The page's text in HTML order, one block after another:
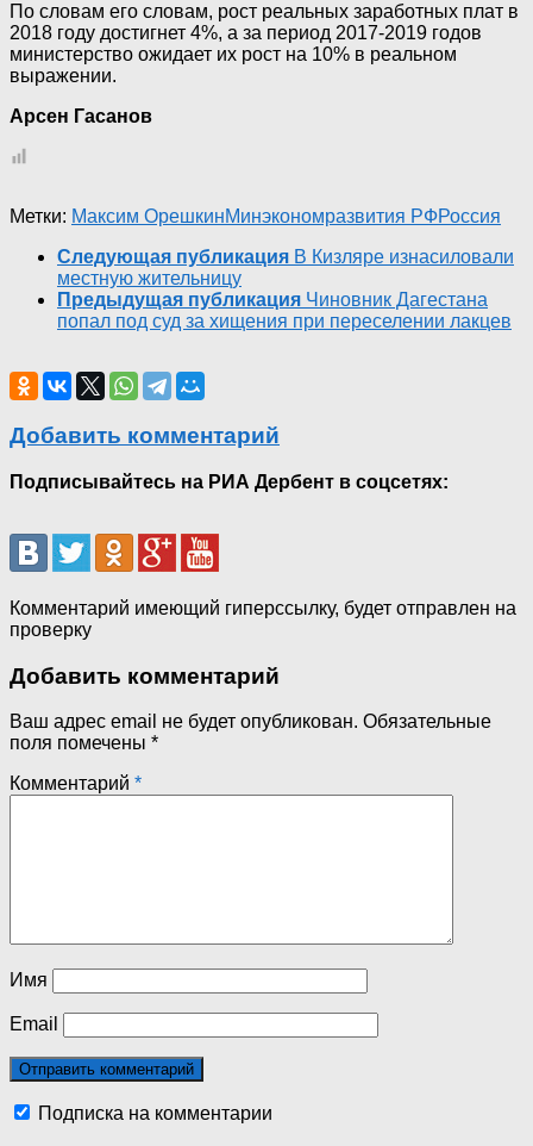
По словам его словам, рост реальных заработных плат в
2018 году достигнет 4%, а за период 2017-2019 годов
министерство ожидает их рост на 10% в реальном
выражении.
Арсен Гасанов
Метки: Максим ОрешкинМинэкономразвития РФРоссия
Следующая публикация В Кизляре изнасиловали
местную жительницу
Предыдущая публикация Чиновник Дагестана
попал под суд за хищения при переселении лакцев
Добавить комментарий
Подписывайтесь на РИА Дербент в соцсетях:
Комментарий имеющий гиперссылку, будет отправлен на
проверку
Добавить комментарий
Ваш адрес email не будет опубликован. Обязательные
поля помечены *
Комментарий *
Имя
Email
Подписка на комментарии